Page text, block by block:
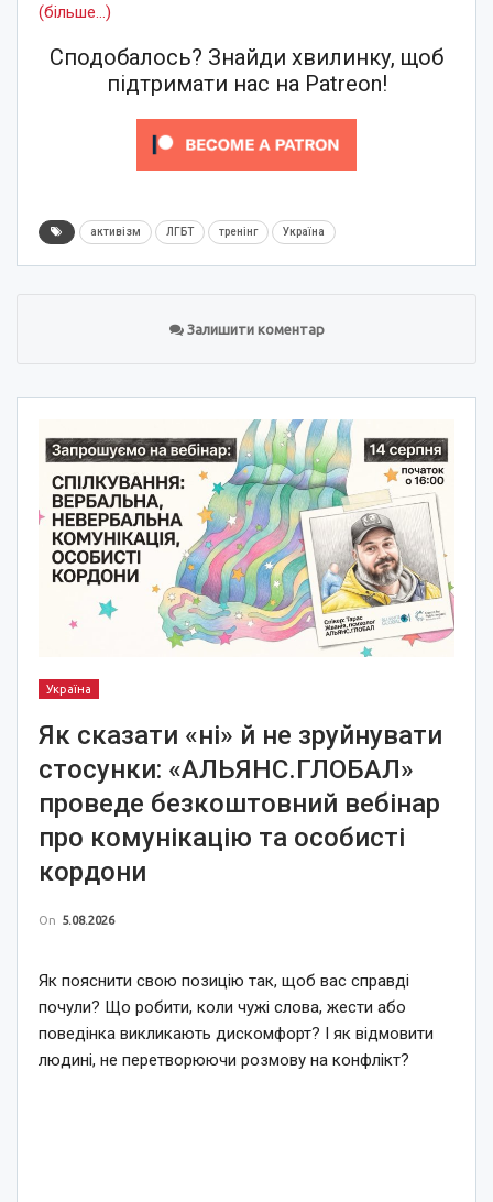
(більше…)
Сподобалось? Знайди хвилинку, щоб
підтримати нас на Patreon!
активізм ЛГБТ тренінг Україна
Залишити коментар
Україна
Як сказати «ні» й не зруйнувати
стосунки: «АЛЬЯНС.ГЛОБАЛ»
проведе безкоштовний вебінар
про комунікацію та особисті
кордони
On 5.08.2026
Як пояснити свою позицію так, щоб вас справді
почули? Що робити, коли чужі слова, жести або
поведінка викликають дискомфорт? І як відмовити
людині, не перетворюючи розмову на конфлікт?